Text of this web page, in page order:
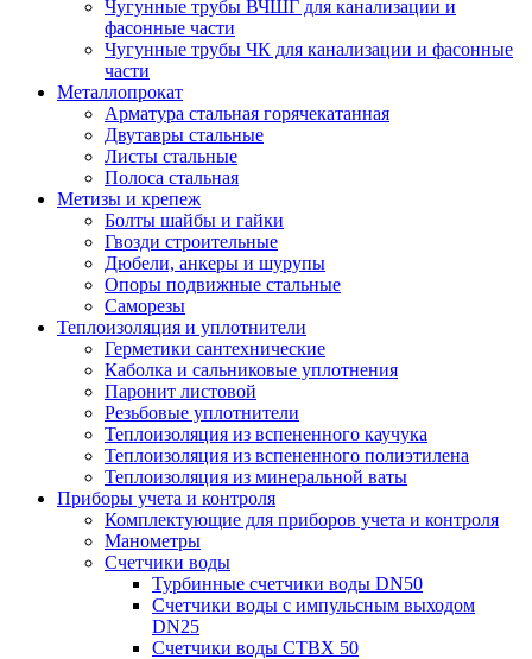
Чугунные трубы ВЧШГ для канализации и
фасонные части
Чугунные трубы ЧК для канализации и фасонные
части
Металлопрокат
Арматура стальная горячекатанная
Двутавры стальные
Листы стальные
Полоса стальная
Метизы и крепеж
Болты шайбы и гайки
Гвозди строительные
Дюбели, анкеры и шурупы
Опоры подвижные стальные
Саморезы
Теплоизоляция и уплотнители
Герметики сантехнические
Каболка и сальниковые уплотнения
Паронит листовой
Резьбовые уплотнители
Теплоизоляция из вспененного каучука
Теплоизоляция из вспененного полиэтилена
Теплоизоляция из минеральной ваты
Приборы учета и контроля
Комплектующие для приборов учета и контроля
Манометры
Счетчики воды
Турбинные счетчики воды DN50
Счетчики воды с импульсным выходом
DN25
Счетчики воды СТВХ 50